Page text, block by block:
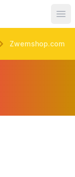
Zwemshop.com